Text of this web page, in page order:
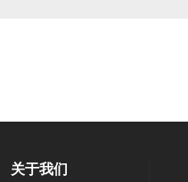
关于我们